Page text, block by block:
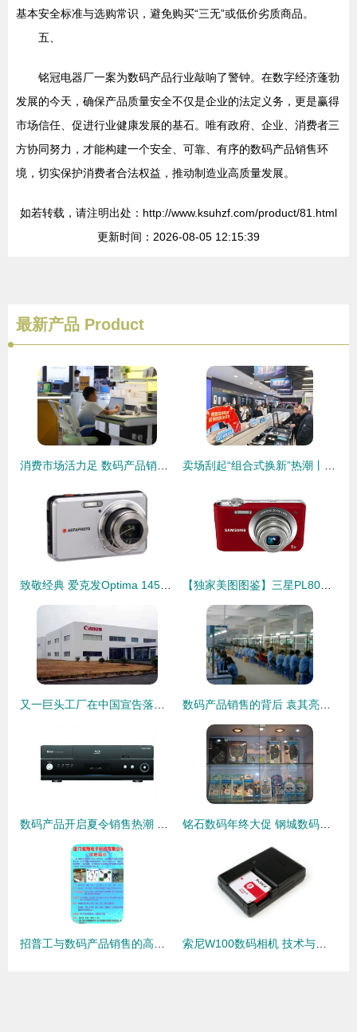
基本安全标准与选购常识，避免购买“三无”或低价劣质商品。
五、
铭冠电器厂一案为数码产品行业敲响了警钟。在数字经济蓬勃
发展的今天，确保产品质量安全不仅是企业的法定义务，更是赢得
市场信任、促进行业健康发展的基石。唯有政府、企业、消费者三
方协同努力，才能构建一个安全、可靠、有序的数码产品销售环
境，切实保护消费者合法权益，推动制造业高质量发展。
如若转载，请注明出处：http://www.ksuhzf.com/product/81.html
更新时间：2026-08-05 12:15:39
最新产品 Product